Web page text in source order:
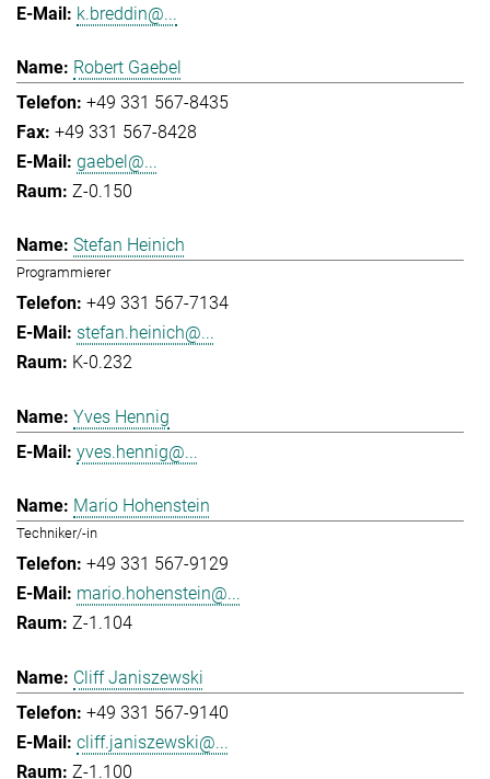
k.breddin@...
Robert Gaebel
+49 331 567-8435
+49 331 567-8428
gaebel@...
Z-0.150
Stefan Heinich
Programmierer
+49 331 567-7134
stefan.heinich@...
K-0.232
Yves Hennig
yves.hennig@...
Mario Hohenstein
Techniker/-in
+49 331 567-9129
mario.hohenstein@...
Z-1.104
Cliff Janiszewski
+49 331 567-9140
cliff.janiszewski@...
Z-1.100